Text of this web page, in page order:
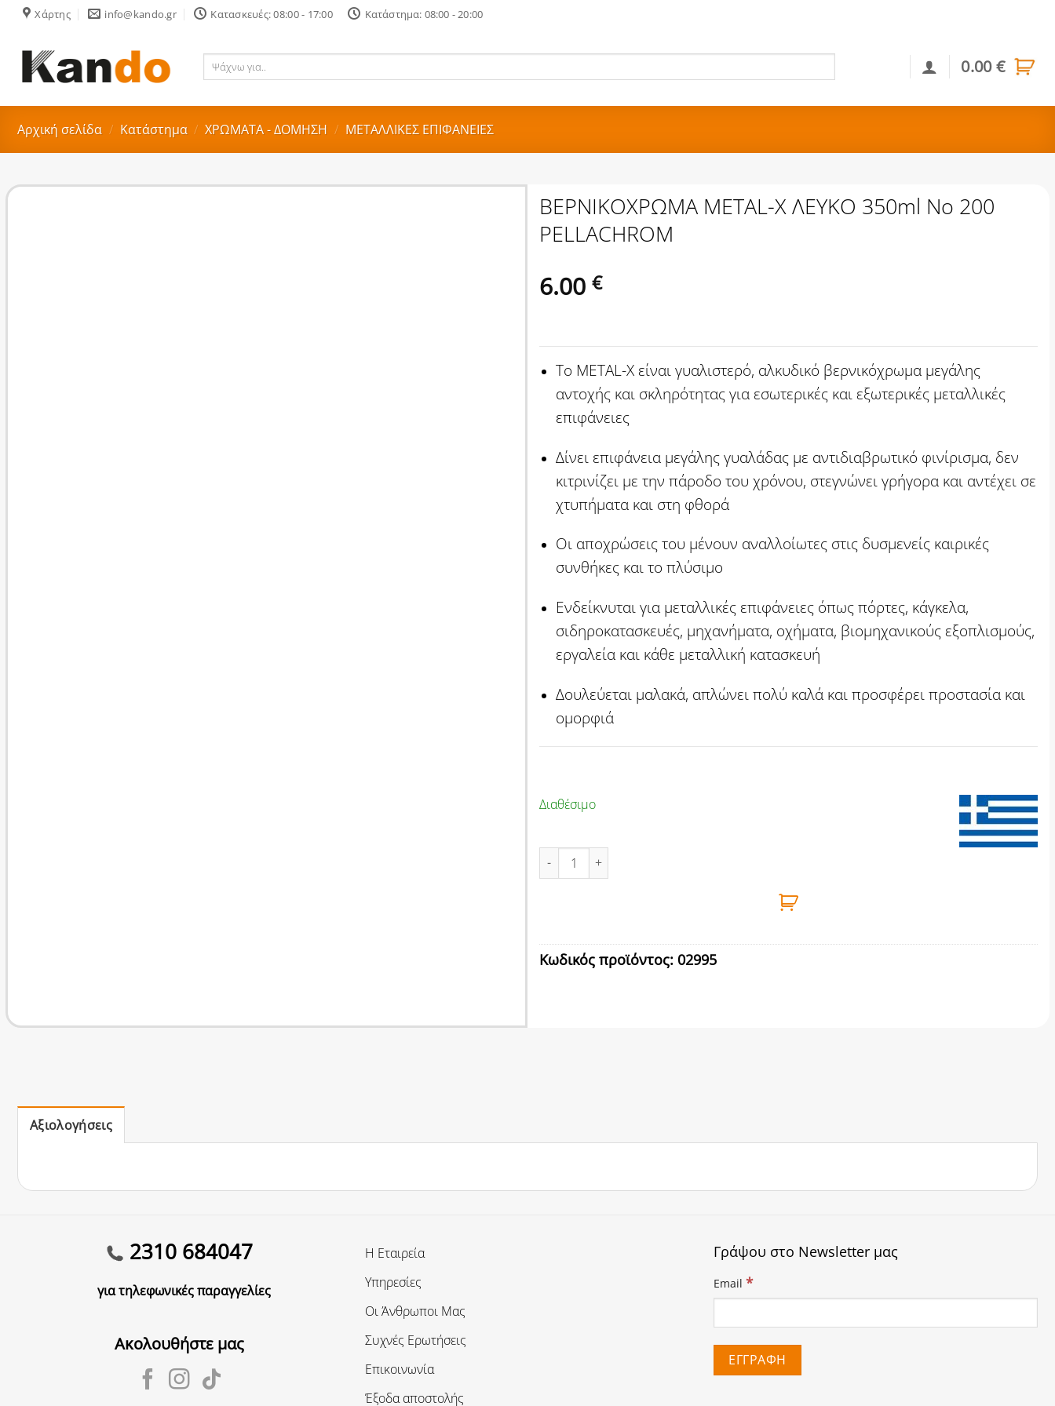
Skip
content
Χάρτης info@kando.gr Κατασκευές: 08:00 - 17:00 Κατάστημα: 08:00 - 20:00
Ψάχνω
0.00€
Αρχική σελίδα / Κατάστημα / ΧΡΩΜΑΤΑ - ΔΟΜΗΣΗ / ΜΕΤΑΛΛΙΚΕΣ ΕΠΙΦΑΝΕΙΕΣ
ΒΕΡΝΙΚΟΧΡΩΜΑ METAL-X ΛΕΥΚΟ 350ml Νο 200
PELLACHROM
6.00 €
Το METAL-X είναι γυαλιστερό, αλκυδικό βερνικόχρωμα μεγάλης
αντοχής και σκληρότητας για εσωτερικές και εξωτερικές μεταλλικές
επιφάνειες
Δίνει επιφάνεια μεγάλης γυαλάδας με αντιδιαβρωτικό φινίρισμα, δεν
κιτρινίζει με την πάροδο του χρόνου, στεγνώνει γρήγορα και αντέχει σε
χτυπήματα και στη φθορά
Οι αποχρώσεις του μένουν αναλλοίωτες στις δυσμενείς καιρικές
συνθήκες και το πλύσιμο
Ενδείκνυται για μεταλλικές επιφάνειες όπως πόρτες, κάγκελα,
σιδηροκατασκευές, μηχανήματα, οχήματα, βιομηχανικούς εξοπλισμούς,
εργαλεία και κάθε μεταλλική κατασκευή
Δουλεύεται μαλακά, απλώνει πολύ καλά και προσφέρει προστασία και
ομορφιά
Διαθέσιμο
ΒΕΡΝΙΚΟΧΡΩΜΑ METAL-X ΛΕΥΚΟ 350ml Νο 200 PELLACHROM ποσότητα
Κωδικός προϊόντος: 02995
Αξιολογήσεις
2310 684047
για τηλεφωνικές παραγγελίες
Ακολουθήστε μας
Η Εταιρεία
Υπηρεσίες
Οι Άνθρωποι Μας
Συχνές Ερωτήσεις
Επικοινωνία
Έξοδα αποστολής
Γράψου στο Newsletter μας
Email *